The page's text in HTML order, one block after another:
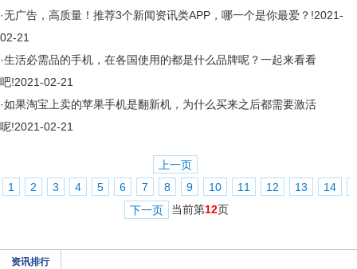
·无广告，高质量！推荐3个新闻资讯类APP，哪一个是你最爱？!2021-
02-21
·生活必需品的手机，在各国使用的都是什么品牌呢？一起来看看
吧!2021-02-21
·如果淘宝上卖的苹果手机是翻新机，为什么买来之后都需要激活
呢!2021-02-21
上一页
1
2 3 4 5 6 7 8 9 10 11 12 13 14
下一页
当前第12页
资讯排行